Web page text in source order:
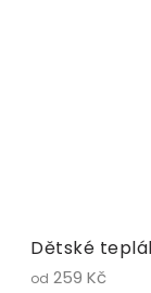
Dětské
od 259 Kč